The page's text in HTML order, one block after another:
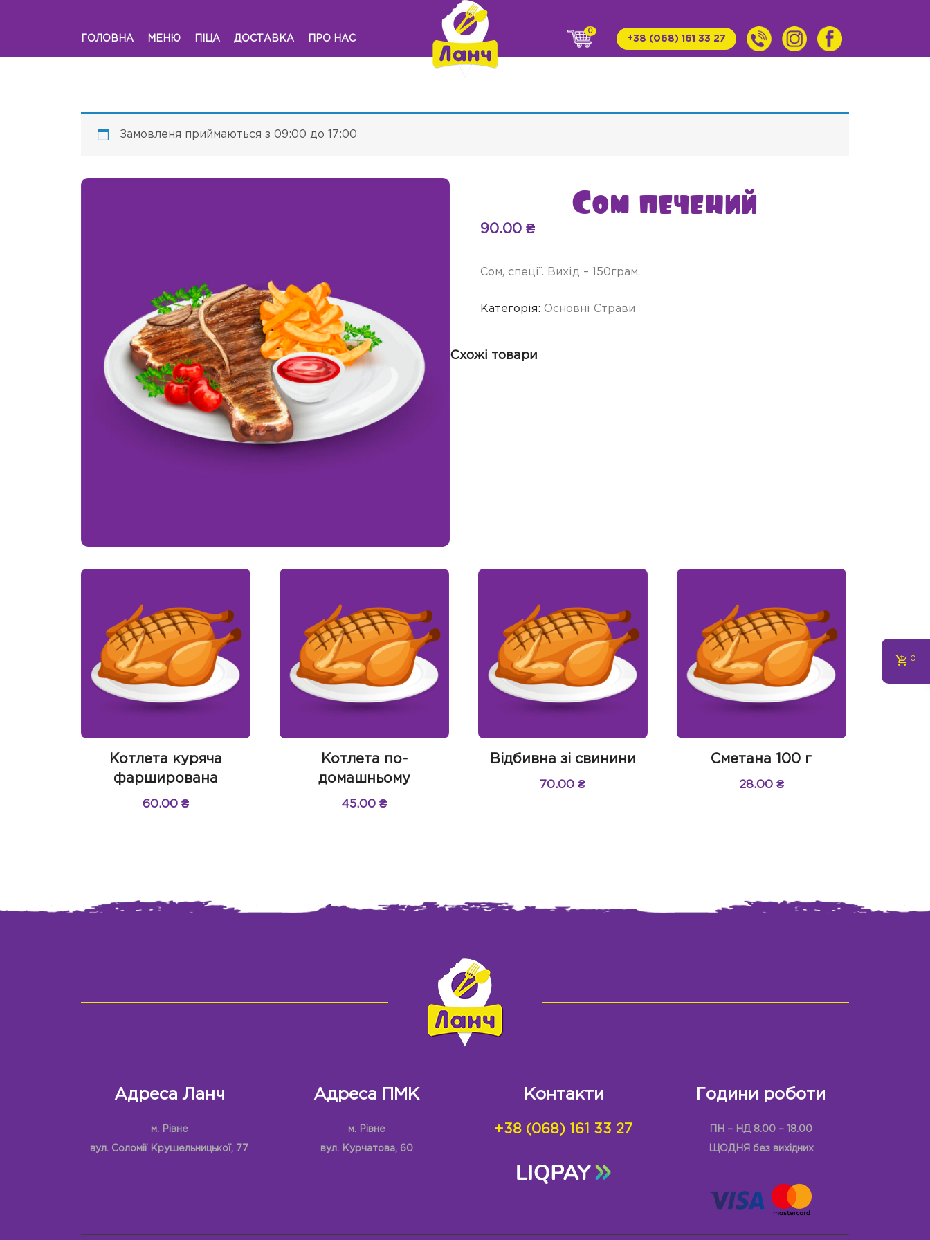
ГОЛОВНА МЕНЮ ПІЦА ДОСТАВКА ПРО НАС
0
+38 (068) 161 33 27
Замовленя приймаються з 09:00 до 17:00
Сом печений
90.00₴
Сом, спеції. Вихід – 150грам.
Категорія:Основні Страви
Схожі товари
Котлета куряча
фарширована
60.00 ₴
Котлета по-
домашньому
45.00₴
Відбивна зі свинини
70.00₴
Сметана 100 г
28.00 ₴
Адреса Ланч
м. Рівне
вул. Соломії Крушельницької, 77
Адреса ПМК
м. Рівне
вул. Курчатова, 60
Контакти
+38 (068) 161 33 27
Години роботи
ПН – НД 8.00 – 18.00
ЩОДНЯ без вихідних
0